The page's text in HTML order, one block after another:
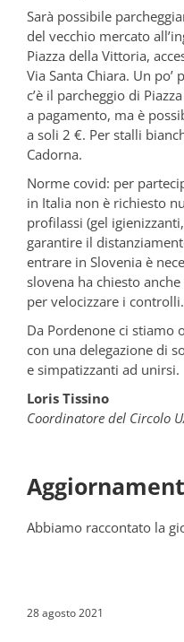
Sarà possibile
del vecchio mercato
Piazza della Vittoria,
Via Santa Chiara. Un
c’è il parcheggio di
a pagamento, ma è
a soli 2 €. Per stalli
Cadorna.
Norme covid: per
in Italia non è richiesto
profilassi (gel
garantire il
entrare in Slovenia è
slovena ha chiesto
per velocizzare i controlli.
Da Pordenone ci stiamo
con una delegazione di
e simpatizzanti ad unirsi.
Loris Tissino
Coordinatore del Circolo
Abbiamo raccontato la
28 agosto 2021